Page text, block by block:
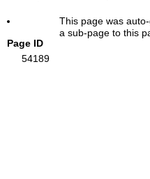
Page ID
54189
This page was
a sub-page to this